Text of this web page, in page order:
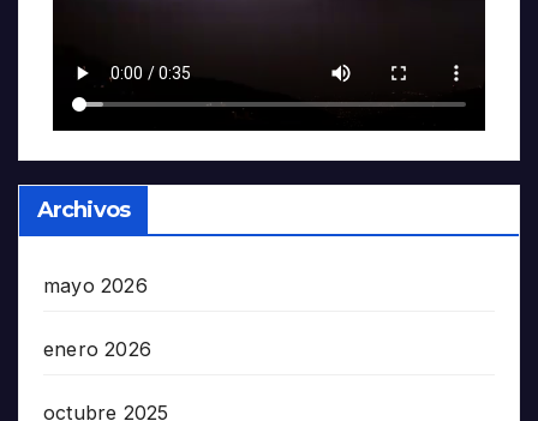
Archivos
mayo 2026
enero 2026
octubre 2025